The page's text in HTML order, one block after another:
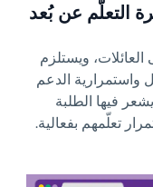
التعلّم عن بُعد
ويستلزم
واستمرارية الدعم
فيها الطلبة
تعلّمهم بفعالية.